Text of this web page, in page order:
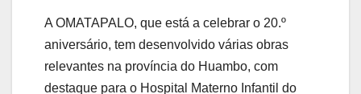
A OMATAPALO, que está a celebrar o 20.º
aniversário, tem desenvolvido várias obras
relevantes na província do Huambo, com
destaque para o Hospital Materno Infantil do